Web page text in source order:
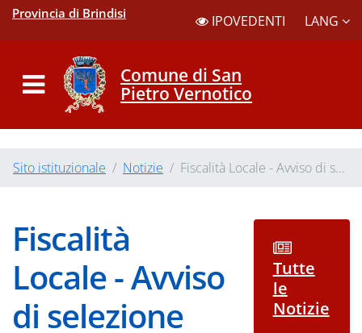
Provincia di Brindisi IPOVEDENTI LANG
Comune di San
Pietro Vernotico
Sito istituzionale Notizie Fiscalità Locale - Avviso di s...
Fiscalità
Locale - Avviso
di selezione
Tutte
le
Notizie